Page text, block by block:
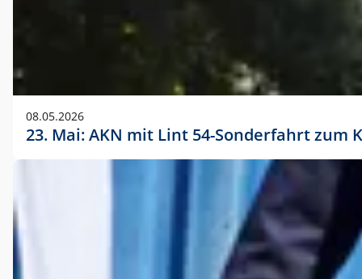
08.05.2026
23. Mai: AKN mit Lint 54-Sonderfahrt